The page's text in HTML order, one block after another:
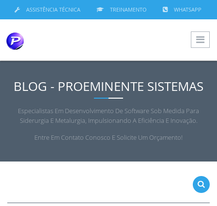
ASSISTÊNCIA TÉCNICA TREINAMENTO WHATSAPP
BLOG - PROEMINENTE SISTEMAS
Especialistas Em Desenvolvimento De Software Sob Medida Para
Siderurgia E Metalurgia, Impulsionando A Eficiência E Inovação.
Entre Em Contato Conosco E Solicite Um Orçamento!